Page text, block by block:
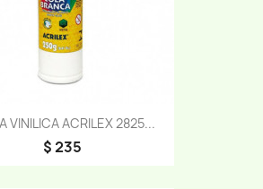
VINILICA ACRILEX 2825...
$ 235